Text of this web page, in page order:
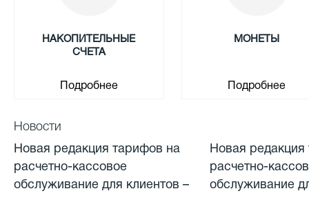
НАКОПИТЕЛЬНЫЕ
СЧЕТА
Подробнее
МОНЕТЫ
Подробнее
Новости
Новая редакция тарифов на
расчетно-кассовое
обслуживание для клиентов –
Новая
расчетно-
обслуживание